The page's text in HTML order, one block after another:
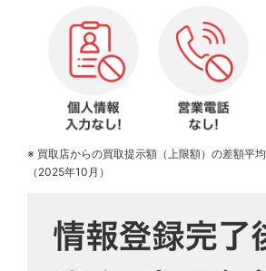
※ 買取店からの買取提示額（上限額）の差額平均
（2025年10月）